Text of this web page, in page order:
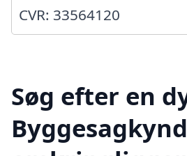
CVR: 33564120
Søg efter en